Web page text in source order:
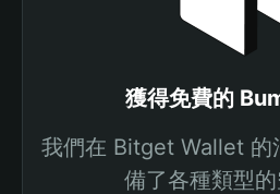
獲得免費的
我們在 Bitget Wallet 的
備了各種類型